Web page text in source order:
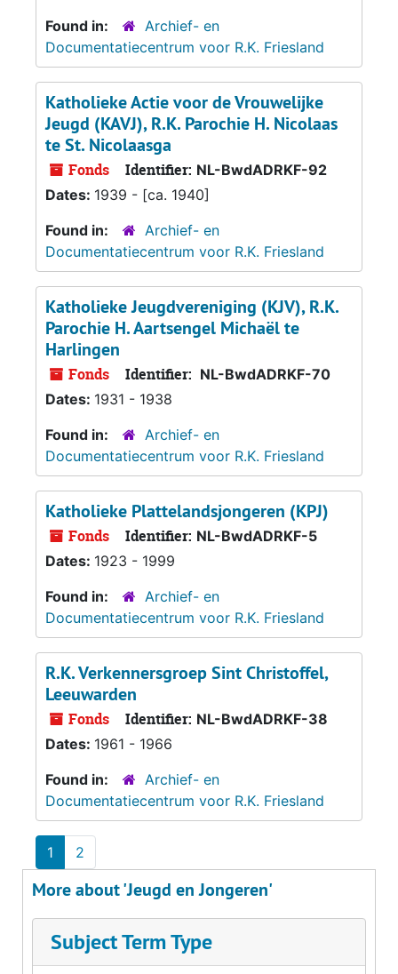
Found in:
Archief- en
Documentatiecentrum voor R.K. Friesland
Katholieke Actie voor de Vrouwelijke
Jeugd (KAVJ), R.K. Parochie H. Nicolaas
te St. Nicolaasga
Fonds Identifier: NL-BwdADRKF-92
Dates: 1939 - [ca. 1940]
Found in:
Archief- en
Documentatiecentrum voor R.K. Friesland
Katholieke Jeugdvereniging (KJV), R.K.
Parochie H. Aartsengel Michaël te
Harlingen
Fonds Identifier: NL-BwdADRKF-70
Dates: 1931 - 1938
Found in:
Archief- en
Documentatiecentrum voor R.K. Friesland
Katholieke Plattelandsjongeren (KPJ)
Fonds Identifier: NL-BwdADRKF-5
Dates: 1923 - 1999
Found in:
Archief- en
Documentatiecentrum voor R.K. Friesland
R.K. Verkennersgroep Sint Christoffel,
Leeuwarden
Fonds Identifier: NL-BwdADRKF-38
Dates: 1961 - 1966
Found in:
Archief- en
Documentatiecentrum voor R.K. Friesland
1 2
More about 'Jeugd en Jongeren'
Subject Term Type